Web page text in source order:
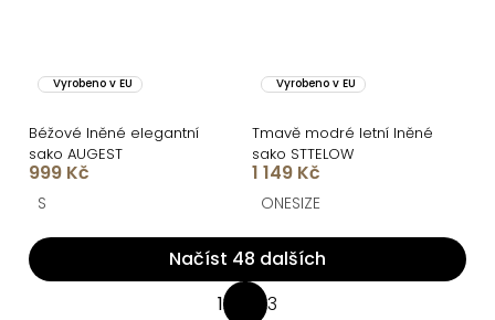
Vyrobeno v EU
Béžové lněné elegantní
sako AUGEST
999 Kč
S
Vyrobeno v EU
Tmavě modré letní lněné
sako STTELOW
1 149 Kč
ONESIZE
O
Načíst 48 dalších
1 3